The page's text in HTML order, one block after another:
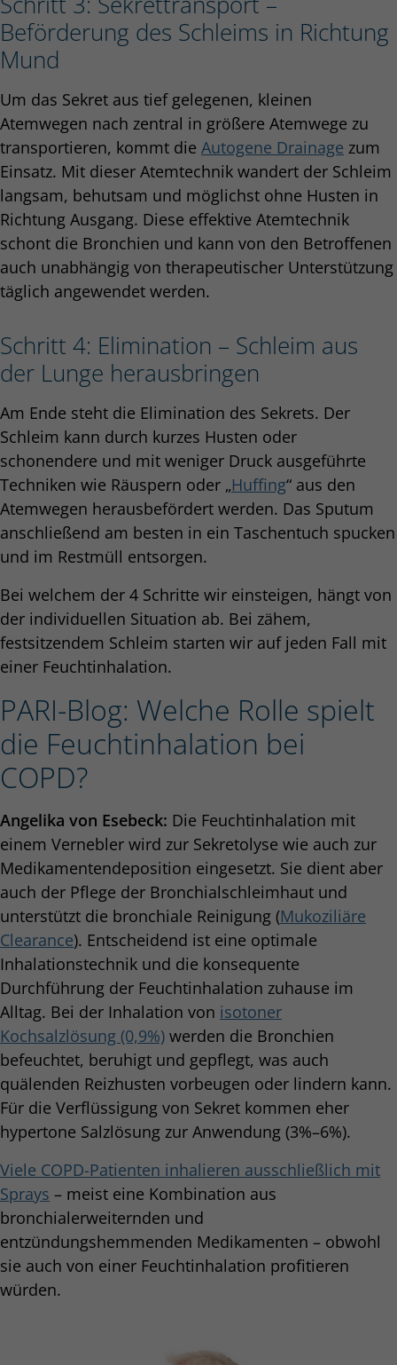
Beförderung des Schleims in Richtung
Mund
Um das Sekret aus tief gelegenen, kleinen
Atemwegen nach zentral in größere Atemwege zu
transportieren, kommt die Autogene Drainage zum
Einsatz. Mit dieser Atemtechnik wandert der Schleim
langsam, behutsam und möglichst ohne Husten in
Richtung Ausgang. Diese effektive Atemtechnik
schont die Bronchien und kann von den Betroffenen
auch unabhängig von therapeutischer Unterstützung
täglich angewendet werden.
Schritt 4: Elimination – Schleim aus
der Lunge herausbringen
Am Ende steht die Elimination des Sekrets. Der
Schleim kann durch kurzes Husten oder
schonendere und mit weniger Druck ausgeführte
Techniken wie Räuspern oder „Huffing“ aus den
Atemwegen herausbefördert werden. Das Sputum
anschließend am besten in ein Taschentuch spucken
und im Restmüll entsorgen.
Bei welchem der 4 Schritte wir einsteigen, hängt von
der individuellen Situation ab. Bei zähem,
festsitzendem Schleim starten wir auf jeden Fall mit
einer Feuchtinhalation.
PARI-Blog: Welche Rolle spielt
die Feuchtinhalation bei
COPD?
Angelika von Esebeck: Die Feuchtinhalation mit
einem Vernebler wird zur Sekretolyse wie auch zur
Medikamentendeposition eingesetzt. Sie dient aber
auch der Pflege der Bronchialschleimhaut und
unterstützt die bronchiale Reinigung (Mukoziliäre
Clearance). Entscheidend ist eine optimale
Inhalationstechnik und die konsequente
Durchführung der Feuchtinhalation zuhause im
Alltag. Bei der Inhalation von isotoner
Kochsalzlösung (0,9%) werden die Bronchien
befeuchtet, beruhigt und gepflegt, was auch
quälenden Reizhusten vorbeugen oder lindern kann.
Für die Verflüssigung von Sekret kommen eher
hypertone Salzlösung zur Anwendung (3%–6%).
Viele COPD-Patienten inhalieren ausschließlich mit
Sprays – meist eine Kombination aus
bronchialerweiternden und
entzündungshemmenden Medikamenten – obwohl
sie auch von einer Feuchtinhalation profitieren
würden.